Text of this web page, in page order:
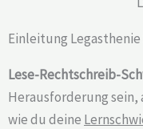
Einleitung
Lese-Rechtschreib-
Herausforderung
wie du deine